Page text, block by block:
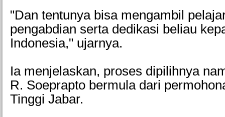
"Dan tentunya bisa mengambil
pengabdian serta dedikasi beliau
Indonesia," ujarnya.
Ia menjelaskan, proses dipilihnya
R. Soeprapto bermula dari
Tinggi Jabar.